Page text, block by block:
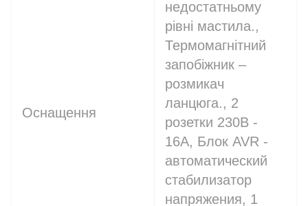
Оснащення
недостатньому
рівні мастила.,
Термомагнітний
запобіжник –
розмикач
ланцюга., 2
розетки 230В -
16A, Блок AVR -
автоматический
стабилизатор
напряжения, 1